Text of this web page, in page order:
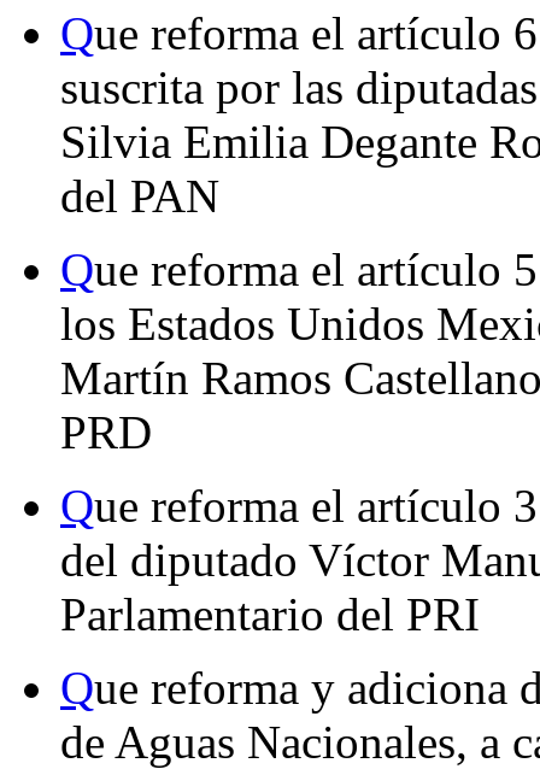
Que reforma el artículo
suscrita por las
Silvia Emilia Degante
del PAN
Que reforma el artículo
los Estados Unidos
Martín Ramos
PRD
Que reforma el artículo
del diputado Víctor
Parlamentario del PRI
Que reforma y adiciona
de Aguas Nacionales, a